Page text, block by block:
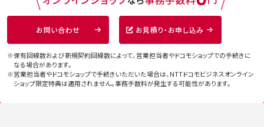
お問い合わせ お見積り・お申し込み
※保有回線数および新規契約回線数によって、営業担当者やドコモショップでの手続きに
なる場合があります。
※営業担当者やドコモショップで手続きいただいた場合は、NTTドコモビジネスオンライン
ショップ限定特典は適用されません。事務手数料が発生する可能性があります。